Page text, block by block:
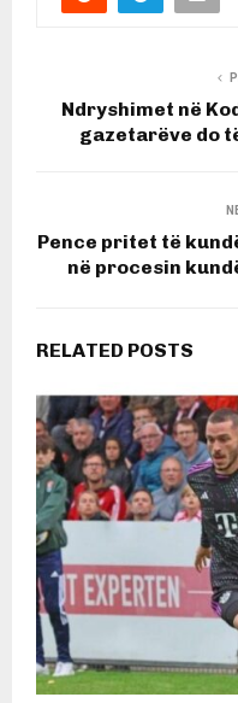
Ndryshimet në
gazetarëve do
Pence pritet të
në procesin
RELATED POSTS